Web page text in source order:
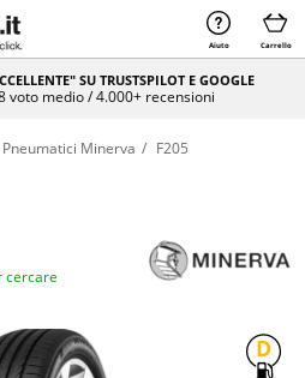
Aiuto Carrello
SU TRUSTSPILOT E GOOGLE
voto medio / 4.000+ recensioni
Pneumatici Minerva
F205
cercare
D